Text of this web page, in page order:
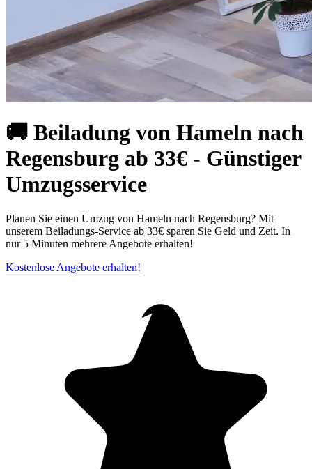
🚚 Beiladung von Hameln nach
Regensburg ab 33€ - Günstiger
Umzugsservice
Planen Sie einen Umzug von Hameln nach Regensburg? Mit
unserem Beiladungs-Service ab 33€ sparen Sie Geld und Zeit. In
nur 5 Minuten mehrere Angebote erhalten!
Kostenlose Angebote erhalten!